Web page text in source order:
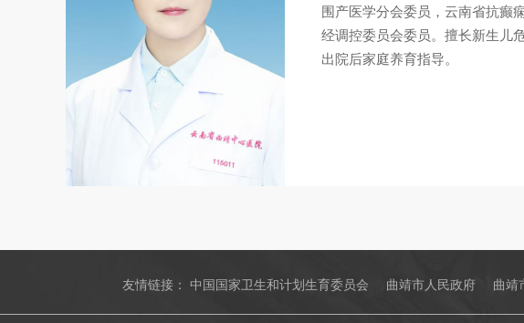
围产医学分会委员，云南省抗癫
经调控委员会委员。擅长新生儿
出院后家庭养育指导。
友情链接：中国国家卫生和计划生育委员会 曲靖市人民政府 曲靖